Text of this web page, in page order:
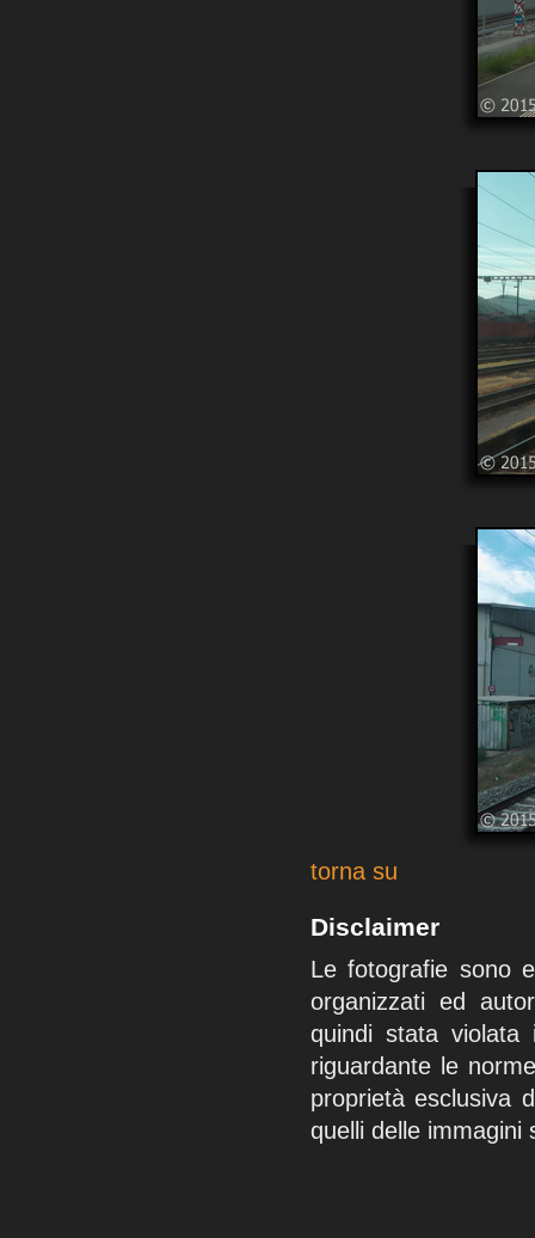
torna su
Disclaimer
Le fotografie sono
organizzati ed
quindi stata violata
riguardante le
proprietà esclusiva
quelli delle immagini